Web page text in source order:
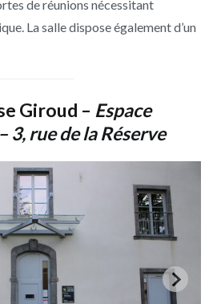
de réunions nécessitant
La salle dispose également d’un
Giroud – Espace
3, rue de la Réserve